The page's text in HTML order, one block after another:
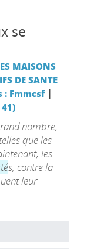
se
MAISONS
DE SANTE
: Fmmcsf|
41)
nombre,
que les
les
s, contre la
leur